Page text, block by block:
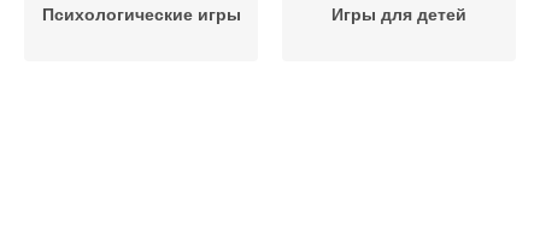
Психологические игры Игры для детей